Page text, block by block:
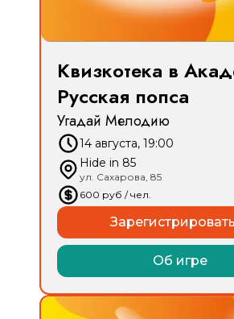
Квизкотека в
Русская попса
Угадай Мелодию
14 августа, 19:00
Hide in 85
ул. Сахарова, 85
600 руб / чел.
Об игре